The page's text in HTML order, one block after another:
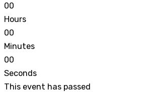
00
Hours
00
Minutes
00
Seconds
This event has passed